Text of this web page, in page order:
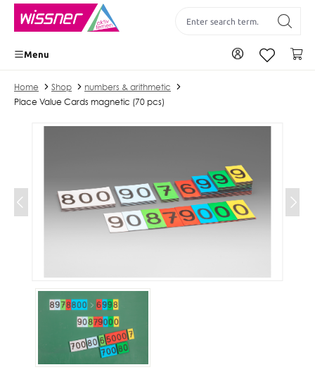
content
To your account
Menu
Home Shop
numbers & arithmetic
Place Value Cards magnetic (70 pcs)